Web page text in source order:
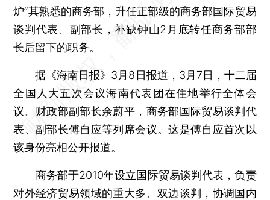
炉”其熟悉的商务部，升任正部级的商务部国际贸易
谈判代表、副部长，补缺钟山2月底转任商务部部
长后留下的职务。
据《海南日报》3月8日报道，3月7日，十二届
全国人大五次会议海南代表团在住地举行全体会
议。财政部副部长余蔚平，商务部国际贸易谈判代
表、副部长傅自应等列席会议。这是傅自应首次以
该身份亮相公开报道。
商务部于2010年设立国际贸易谈判代表，负责
对外经济贸易领域的重大多、双边谈判，协调国内